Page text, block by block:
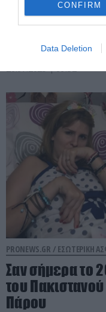
CONFIRM
Data Deletion
PRONEWS.GR /ΕΣΩΤΕΡΙΚΗ
Πακιστανός
ανήλικη
26.07.2025 | 09:32
PRONEWS.GR / ΕΣΩΤΕΡΙΚΗ
Σαν σήμερα το
του
Πάρου